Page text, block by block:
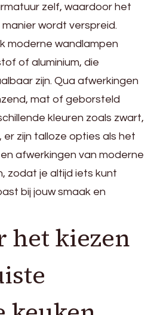
zelf, waardoor het
wordt verspreid.
moderne wandlampen
of aluminium, die
zijn. Qua afwerkingen
mat of geborsteld
kleuren zoals zwart,
er zijn talloze opties als het
afwerkingen van moderne
zodat je altijd iets kunt
bij jouw smaak en
het kiezen